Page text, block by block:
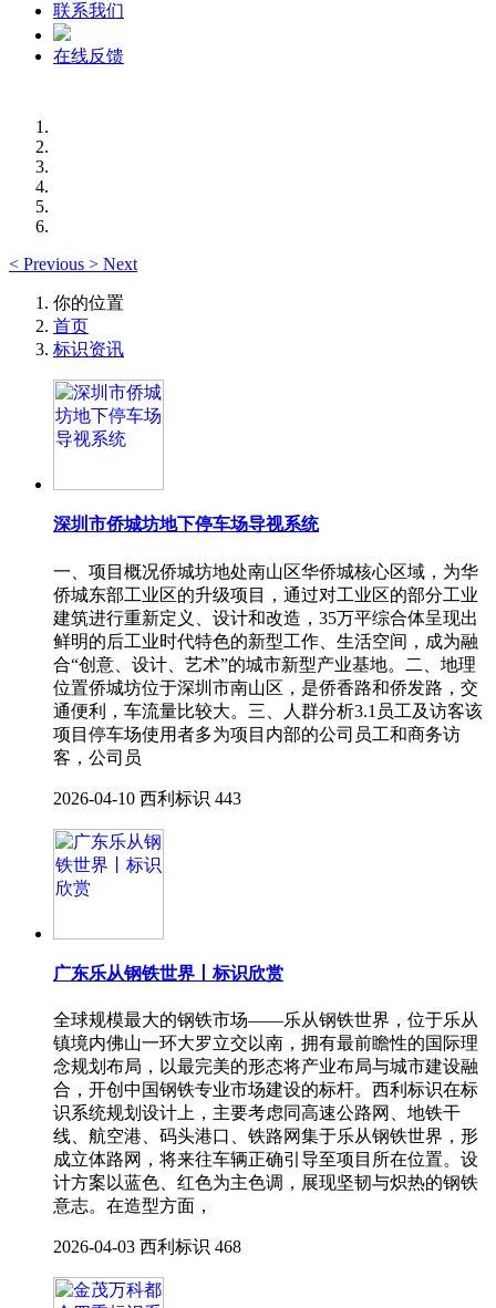
联系我们
在线反馈
< Previous > Next
你的位置
首页
标识资讯
深圳市侨城坊地下停车场导视系统
一、项目概况侨城坊地处南山区华侨城核心区域，为华
侨城东部工业区的升级项目，通过对工业区的部分工业
建筑进行重新定义、设计和改造，35万平综合体呈现出
鲜明的后工业时代特色的新型工作、生活空间，成为融
合“创意、设计、艺术”的城市新型产业基地。二、地理
位置侨城坊位于深圳市南山区，是侨香路和侨发路，交
通便利，车流量比较大。三、人群分析3.1员工及访客该
项目停车场使用者多为项目内部的公司员工和商务访
客，公司员
2026-04-10 西利标识 443
广东乐从钢铁世界丨标识欣赏
全球规模最大的钢铁市场——乐从钢铁世界，位于乐从
镇境内佛山一环大罗立交以南，拥有最前瞻性的国际理
念规划布局，以最完美的形态将产业布局与城市建设融
合，开创中国钢铁专业市场建设的标杆。西利标识在标
识系统规划设计上，主要考虑同高速公路网、地铁干
线、航空港、码头港口、铁路网集于乐从钢铁世界，形
成立体路网，将来往车辆正确引导至项目所在位置。设
计方案以蓝色、红色为主色调，展现坚韧与炽热的钢铁
意志。在造型方面，
2026-04-03 西利标识 468